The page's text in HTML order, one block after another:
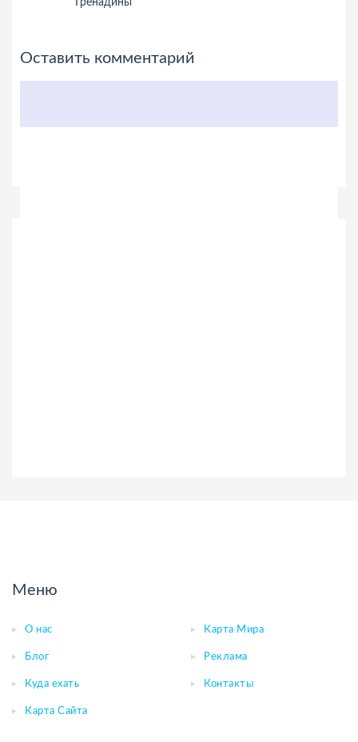
Гренадины
Оставить комментарий
Меню
О нас Карта Мира
Блог Реклама
Куда ехать Контакты
Карта Сайта